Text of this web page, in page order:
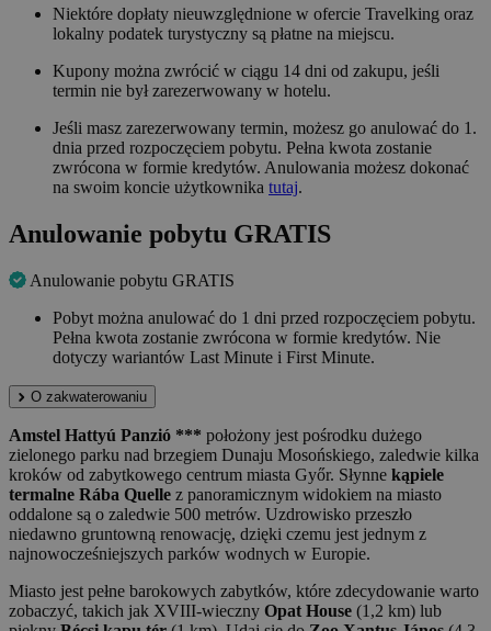
Niektóre dopłaty nieuwzględnione w ofercie Travelking oraz
lokalny podatek turystyczny są płatne na miejscu.
Kupony można zwrócić w ciągu 14 dni od zakupu, jeśli
termin nie był zarezerwowany w hotelu.
Jeśli masz zarezerwowany termin, możesz go anulować do 1.
dnia przed rozpoczęciem pobytu. Pełna kwota zostanie
zwrócona w formie kredytów. Anulowania możesz dokonać
na swoim koncie użytkownika tutaj.
Anulowanie pobytu GRATIS
Anulowanie pobytu GRATIS
Pobyt można anulować do 1 dni przed rozpoczęciem pobytu.
Pełna kwota zostanie zwrócona w formie kredytów. Nie
dotyczy wariantów Last Minute i First Minute.
O zakwaterowaniu
Amstel Hattyú Panzió *** położony jest pośrodku dużego
zielonego parku nad brzegiem Dunaju Mosońskiego, zaledwie kilka
kroków od zabytkowego centrum miasta Győr. Słynne kąpiele
termalne Rába Quelle z panoramicznym widokiem na miasto
oddalone są o zaledwie 500 metrów. Uzdrowisko przeszło
niedawno gruntowną renowację, dzięki czemu jest jednym z
najnowocześniejszych parków wodnych w Europie.
Miasto jest pełne barokowych zabytków, które zdecydowanie warto
zobaczyć, takich jak XVIII-wieczny Opat House (1,2 km) lub